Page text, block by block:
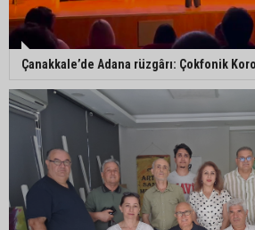
Çanakkale’de Adana rüzgârı: Çokfonik